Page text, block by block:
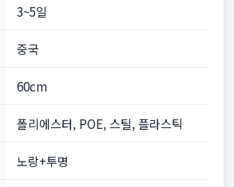
3~5일
중국
60cm
폴리에스터, POE, 스틸, 플라스틱
노랑+투명